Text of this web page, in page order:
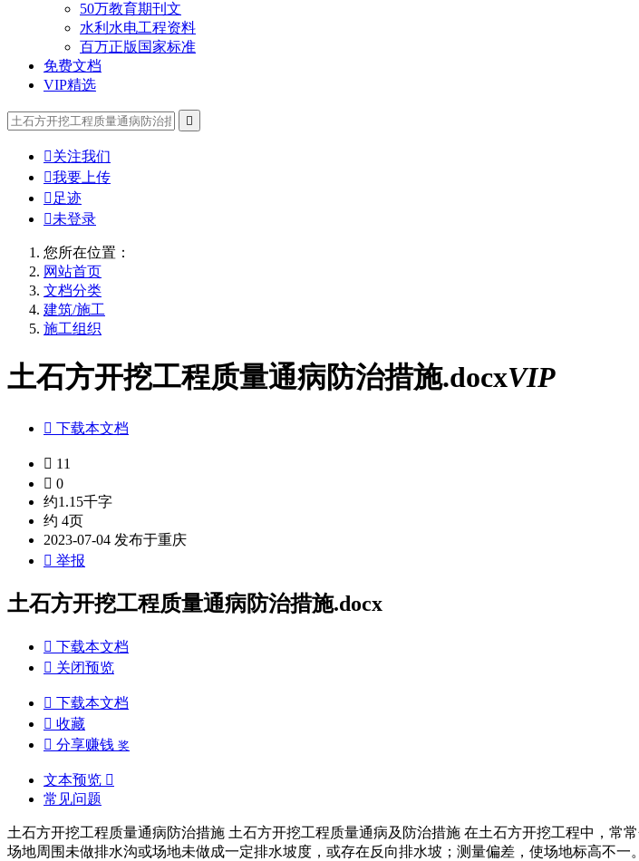
50万教育期刊文
水利水电工程资料
百万正版国家标准
免费文档
VIP精选

关注我们
我要上传
 足迹
未登录
您所在位置：
网站首页
文档分类
建筑/施工
施工组织
土石方开挖工程质量通病防治措施.docxVIP
 下载本文档
 11
 0
约1.15千字
约 4页
2023-07-04 发布于重庆
 举报
土石方开挖工程质量通病防治措施.docx
 下载本文档
 关闭预览
 下载本文档
 收藏
 分享赚钱 奖
文本预览 
常见问题
土石方开挖工程质量通病防治措施 土石方开挖工程质量通病及防治措施 在土石方开挖工程中，常
场地周围未做排水沟或场地未做成一定排水坡度，或存在反向排水坡；测量偏差，使场地标高不